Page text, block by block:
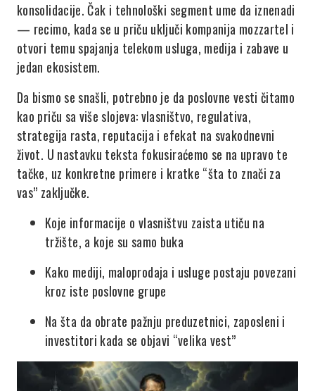
konsolidacije. Čak i tehnološki segment ume da iznenadi
— recimo, kada se u priču uključi kompanija mozzartel i
otvori temu spajanja telekom usluga, medija i zabave u
jedan ekosistem.
Da bismo se snašli, potrebno je da poslovne vesti čitamo
kao priču sa više slojeva: vlasništvo, regulativa,
strategija rasta, reputacija i efekat na svakodnevni
život. U nastavku teksta fokusiraćemo se na upravo te
tačke, uz konkretne primere i kratke “šta to znači za
vas” zaključke.
Koje informacije o vlasništvu zaista utiču na
tržište, a koje su samo buka
Kako mediji, maloprodaja i usluge postaju povezani
kroz iste poslovne grupe
Na šta da obrate pažnju preduzetnici, zaposleni i
investitori kada se objavi “velika vest”